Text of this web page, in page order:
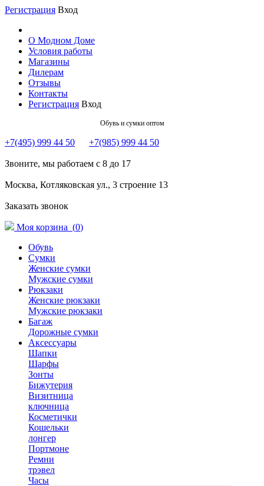
Регистрация Вход
О Модном Доме
Условия работы
Магазины
Дилерам
Отзывы
Контакты
Регистрация Вход
Обувь и сумки оптом
+7(495) 999 44 50 +7(985) 999 44 50
Звоните, мы работаем с 8 до 17
Москва, Котляковская ул., 3 строение 13
Заказать звонок
Моя корзина (0)
Обувь
Сумки
Женские сумки
Мужские сумки
Рюкзаки
Женские рюкзаки
Мужские рюкзаки
Багаж
Дорожные сумки
Аксессуары
Шапки
Шарфы
Зонты
Бижутерия
Визитница
ключница
Косметички
Кошельки
лонгер
Портмоне
Ремни
трэвел
Часы